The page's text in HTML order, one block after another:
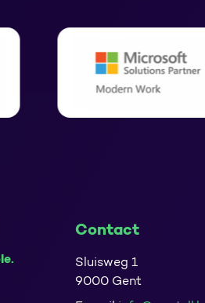
Contact
Sluisweg 1
9000 Gent